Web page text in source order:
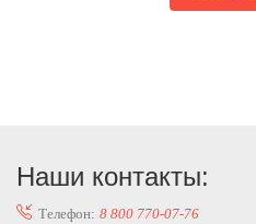
Наши контакты:
Телефон: 8 800 770-07-76